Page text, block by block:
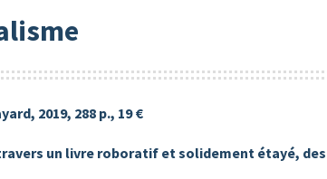
2019, 288 p., 19 €
un livre roboratif et solidement étayé,